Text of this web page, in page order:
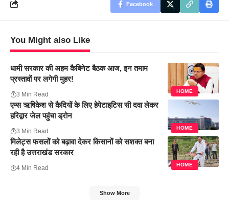
Facebook
You Might also Like
HOME
धामी सरकार की अहम कैबिनेट बैठक आज, इन तमाम
प्रस्तावों पर लगेगी मुहर!
3 Min Read
HOME
एम्स ऋषिकेश से कैदियों के लिए हेपेटाइटिस सी दवा लेकर
हरिद्वार जेल पहुंचा ड्रोन
3 Min Read
HOME
मिलेट्स फसलों को बढ़ावा देकर किसानों को सशक्त बना
रही है उत्तराखंड सरकार
4 Min Read
Show More